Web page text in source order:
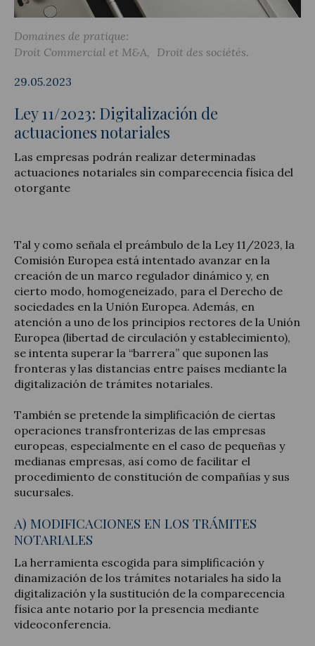
Nouvelles et articles
Domaines de pratique:
Droit Commercial et M&A
Droit des sociétés
29.05.2023
Ley 11/2023: Digitalización de
actuaciones notariales
Las empresas podrán realizar determinadas
actuaciones notariales sin comparecencia física del
otorgante
Tal y como señala el preámbulo de la Ley 11/2023, la
Comisión Europea está intentado avanzar en la
creación de un marco regulador dinámico y, en
cierto modo, homogeneizado, para el Derecho de
sociedades en la Unión Europea. Además, en
atención a uno de los principios rectores de la Unión
Europea (libertad de circulación y establecimiento),
se intenta superar la “barrera” que suponen las
fronteras y las distancias entre países mediante la
digitalización de trámites notariales.
También se pretende la simplificación de ciertas
operaciones transfronterizas de las empresas
europeas, especialmente en el caso de pequeñas y
medianas empresas, así como de facilitar el
procedimiento de constitución de compañías y sus
sucursales.
A) MODIFICACIONES EN LOS TRÁMITES
NOTARIALES
La herramienta escogida para simplificación y
dinamización de los trámites notariales ha sido la
digitalización y la sustitución de la comparecencia
física ante notario por la presencia mediante
videoconferencia.